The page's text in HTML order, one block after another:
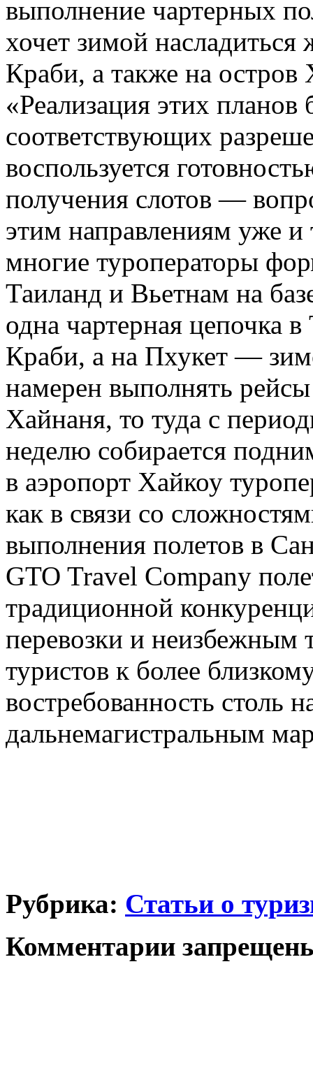
выполнение чартерных
хочет зимой
Краби, а также на
«Реализация этих планов
соответствующих
воспользуется
получения слотов —
этим направлениям уже
многие туроператоры
Таиланд и Вьетнам на
одна чартерная цепочка
Краби, а на Пхукет —
намерен выполнять
Хайнаня, то туда с
неделю собирается
в аэропорт Хайкоу
как в связи со
выполнения полетов в
GTO Travel Company
традиционной
перевозки и неизбежным
туристов к более
востребованность столь
дальнемагистральным
Рубрика: Статьи о
Комментарии